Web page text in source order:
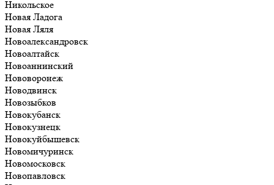
Никольское
Новая Ладога
Новая Ляля
Новоалександровск
Новоалтайск
Новоаннинский
Нововоронеж
Новодвинск
Новозыбков
Новокубанск
Новокузнецк
Новокуйбышевск
Новомичуринск
Новомосковск
Новопавловск